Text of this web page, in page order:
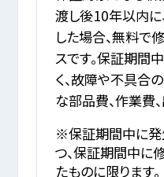
渡し後10年以内
した場合、無料で
スです。保証期間
く、故障や不具合
な部品費、作業費
※保証期間中に発
つ、保証期間中に
たものに限ります。